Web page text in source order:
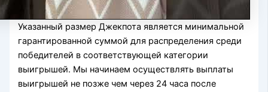
Указанный размер Джекпота является минимальной
гарантированной суммой для распределения среди
победителей в соответствующей категории
выигрышей. Мы начинаем осуществлять выплаты
выигрышей не позже чем через 24 часа после